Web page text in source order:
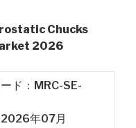
Chucks
2026
ド：MRC-SE-
2026年07月